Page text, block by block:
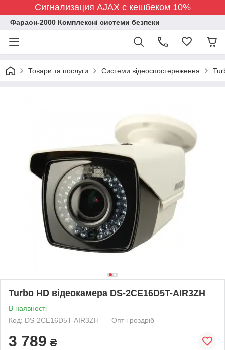
Сигнализация AJAX с кешбеком 10%
Фараон-2000 Комплексні системи безпеки
Товари та послуги Системи відеоспостереження
Turbo HD відеокамера DS-2CE16D5T-AIR3ZH
В наявності
Код: DS-2CE16D5T-AIR3ZH
Опт і роздріб
3 789 ₴